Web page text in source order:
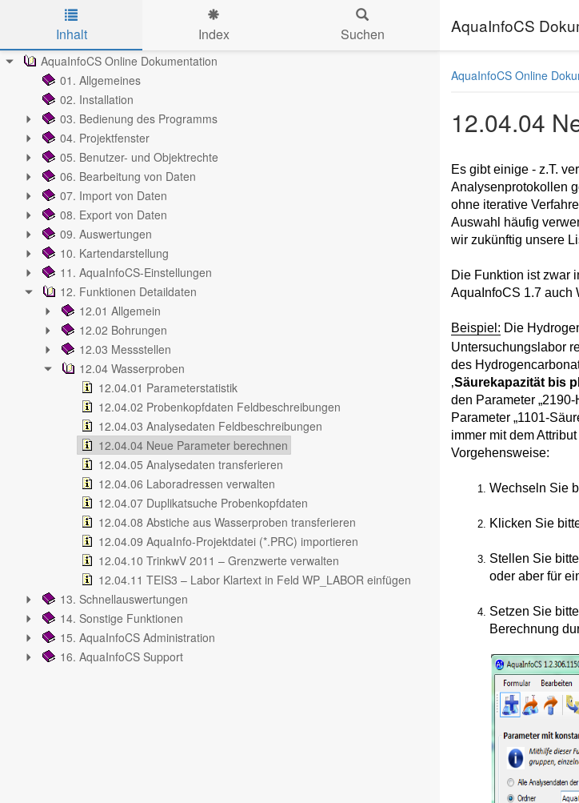
Skip to main content
AquaInfoCS
Inhalt Index Suchen
AquaInfoCS Online Dokumentation
01. Allgemeines
02. Installation
03. Bedienung des Programms
04. Projektfenster
05. Benutzer- und Objektrechte
06. Bearbeitung von Daten
07. Import von Daten
08. Export von Daten
09. Auswertungen
10. Kartendarstellung
11. AquaInfoCS-Einstellungen
12. Funktionen Detaildaten
12.01 Allgemein
12.02 Bohrungen
12.03 Messstellen
12.04 Wasserproben
12.04.01 Parameterstatistik
12.04.02 Probenkopfdaten Feldbeschreibungen
12.04.03 Analysedaten Feldbeschreibungen
12.04.04 Neue Parameter berechnen
12.04.05 Analysedaten transferieren
12.04.06 Laboradressen verwalten
12.04.07 Duplikatsuche Probenkopfdaten
12.04.08 Abstiche aus Wasserproben transferieren
12.04.09 AquaInfo-Projektdatei (*.PRC) importieren
12.04.10 TrinkwV 2011 – Grenzwerte verwalten
12.04.11 TEIS3 – Labor Klartext in Feld WP_LABOR einfügen
13. Schnellauswertungen
14. Sonstige Funktionen
15. AquaInfoCS Administration
16. AquaInfoCS Support
AquaInfoCS Online
12.04.04
Es gibt einige - z.T.
Analysenprotokollen
ohne iterative
Auswahl häufig
wir zukünftig unsere
Die Funktion ist zwar
AquaInfoCS 1.7 auch
Beispiel: Die
Untersuchungslabor
des
‚Säurekapazität bis
den Parameter
Parameter „1101-
immer mit dem Attribut
Vorgehensweise:
Wechseln Sie
Klicken Sie
Stellen Sie
oder aber für
Setzen Sie
Berechnung